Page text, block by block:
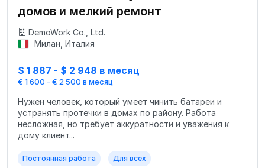
домов и мелкий ремонт
DemoWork Co., Ltd.
Милан, Италия
$ 1 887 - $ 2 948 в месяц
€ 1 600 - € 2 500 в месяц
Нужен человек, который умеет чинить батареи и
устранять протечки в домах по району. Работа
несложная, но требует аккуратности и уважения к
дому клиент...
Постоянная работа Для всех